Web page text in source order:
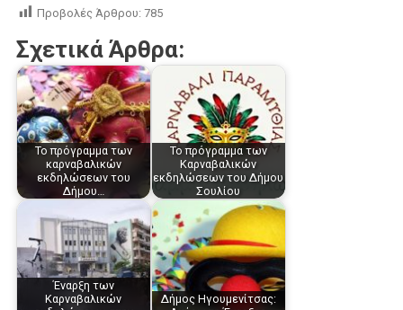
Προβολές Άρθρου: 785
Σχετικά Άρθρα:
Το πρόγραμμα των
καρναβαλικών
εκδηλώσεων του
Δήμου…
Το πρόγραμμα των
Καρναβαλικών
εκδηλώσεων του Δήμου
Σουλίου
Έναρξη των
Καρναβαλικών
Δήμος Ηγουμενίτσας: